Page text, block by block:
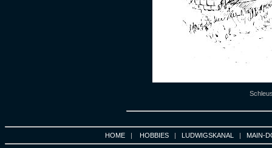
HOME | HOBBIES | LUDWIGSKANAL | MAIN-